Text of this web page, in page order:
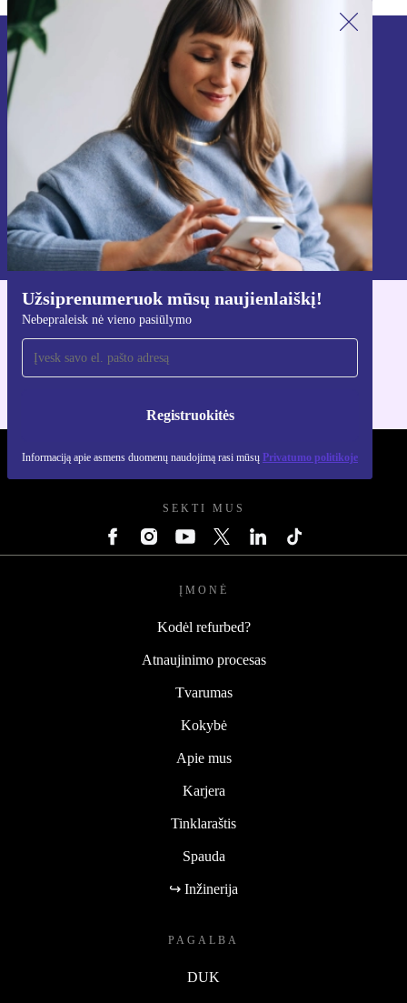
Užsiprenumeruok mūsų naujienlaiškį!
Nebepraleisk nė vieno pasiūlymo
Registruokitės
Informaciją apie asmens duomenų naudojimą rasi mūsų Privatumo politikoje
Užsiprenumeruok mūsų naujienlaiškį!
Nebepraleisk nė vieno pasiūlymo.
Registruokitės
Informaciją apie asmens duomenų naudojimą rasi mūsų
Privatumo politikoje
Atsisiųsti refurbed programėlę
Skirta iOS ir Android
REFURBED LIETUVA - RETHINK NEW.
SEKTI MUS
ĮMONĖ
Kodėl refurbed?
Atnaujinimo procesas
Tvarumas
Kokybė
Apie mus
Karjera
Tinklaraštis
Spauda
↪ Inžinerija
PAGALBA
DUK